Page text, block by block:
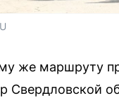
же маршруту
Свердловской